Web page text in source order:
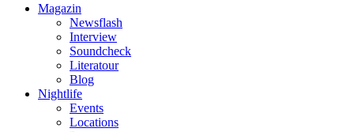
Magazin
Newsflash
Interview
Soundcheck
Literatour
Blog
Nightlife
Events
Locations